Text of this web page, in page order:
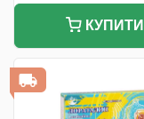
КУПИТИ